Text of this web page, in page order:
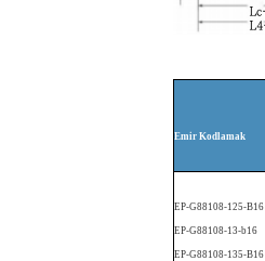
Emir Kodlamak
EP-G88108-1 25-B16
EP-G88108-13-b16
EP-G88108-1 35-B16